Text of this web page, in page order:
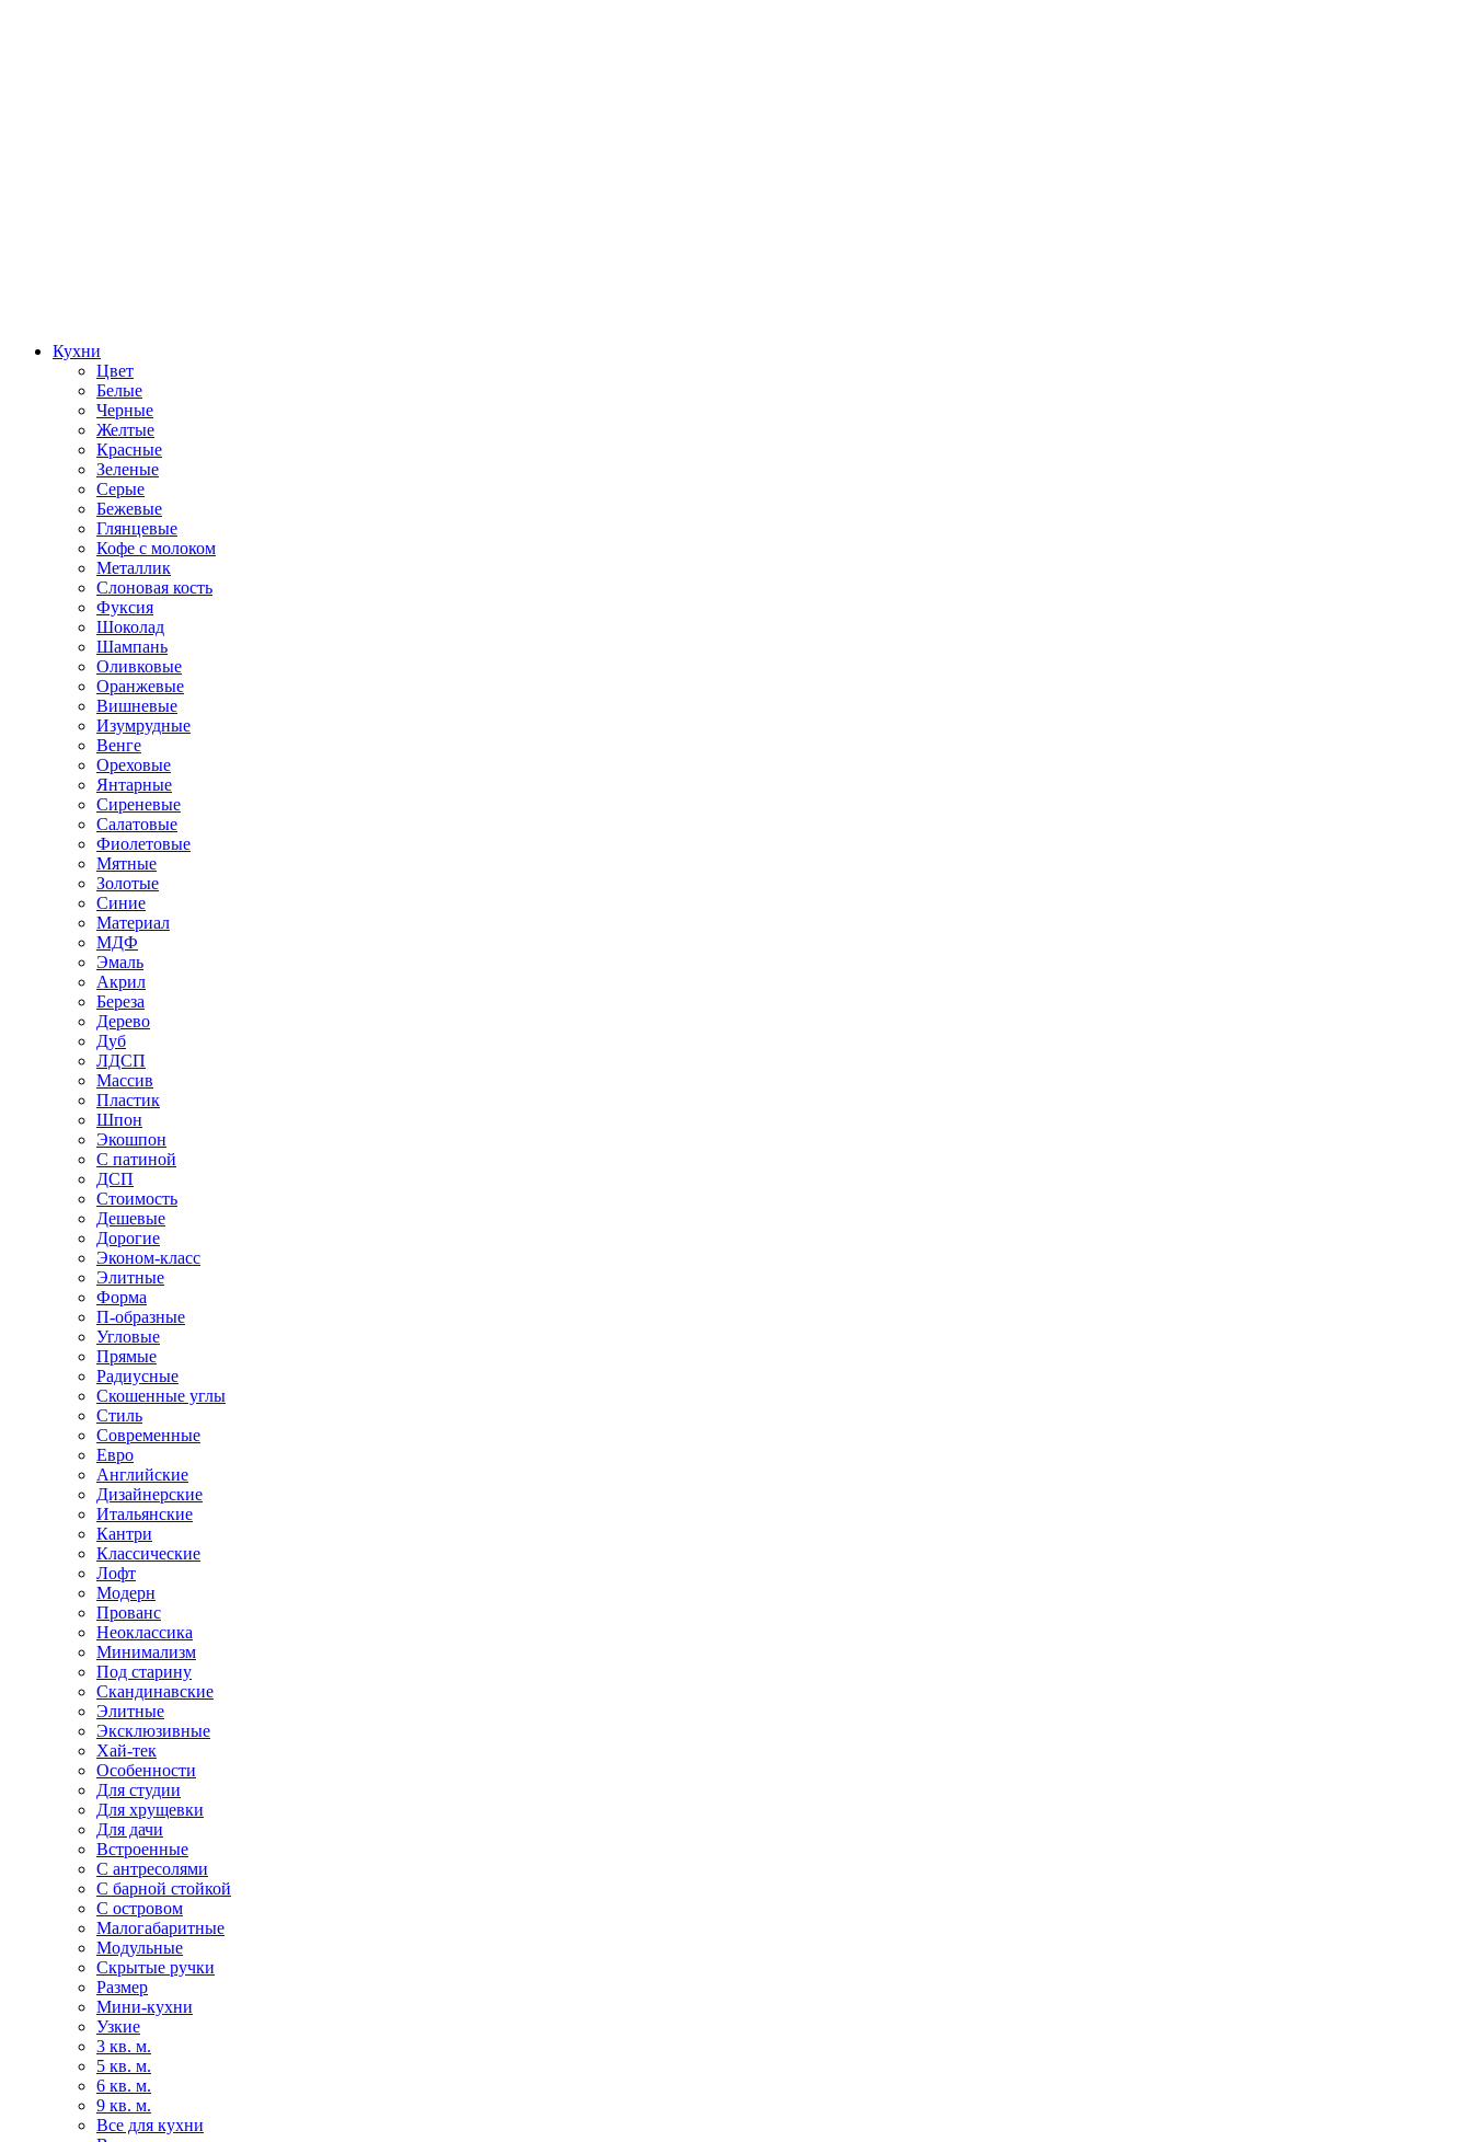
Кухни
Цвет
Белые
Черные
Желтые
Красные
Зеленые
Серые
Бежевые
Глянцевые
Кофе с молоком
Металлик
Слоновая кость
Фуксия
Шоколад
Шампань
Оливковые
Оранжевые
Вишневые
Изумрудные
Венге
Ореховые
Янтарные
Сиреневые
Салатовые
Фиолетовые
Мятные
Золотые
Синие
Материал
МДФ
Эмаль
Акрил
Береза
Дерево
Дуб
ЛДСП
Массив
Пластик
Шпон
Экошпон
С патиной
ДСП
Стоимость
Дешевые
Дорогие
Эконом-класс
Элитные
Форма
П-образные
Угловые
Прямые
Радиусные
Скошенные углы
Стиль
Современные
Евро
Английские
Дизайнерские
Итальянские
Кантри
Классические
Лофт
Модерн
Прованс
Неоклассика
Минимализм
Под старину
Скандинавские
Элитные
Эксклюзивные
Хай-тек
Особенности
Для студии
Для хрущевки
Для дачи
Встроенные
С антресолями
С барной стойкой
С островом
Малогабаритные
Модульные
Скрытые ручки
Размер
Мини-кухни
Узкие
3 кв. м.
5 кв. м.
6 кв. м.
9 кв. м.
Все для кухни